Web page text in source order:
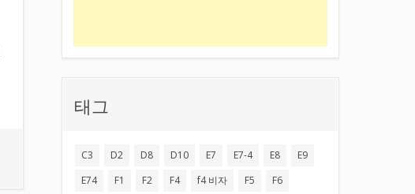
태그
C3 D2 D8 D10 E7 E7-4 E8
E9
E74
F1 F2 F4 f4 비자 F5 F6